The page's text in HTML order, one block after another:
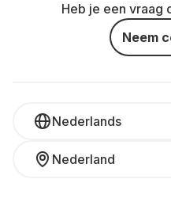
Heb je een vraag
Neem
Nederlands
Nederland